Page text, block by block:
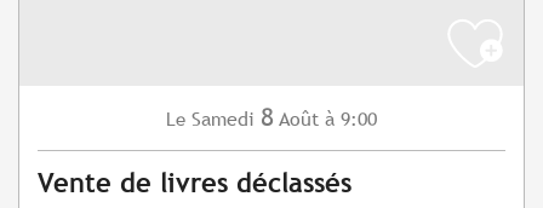
Le Samedi 8 Août à 9:00
Vente de livres déclassés